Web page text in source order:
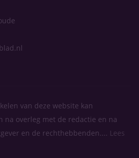
van deze website kan
overleg met de redactie en na
en de rechthebbenden....
Lees